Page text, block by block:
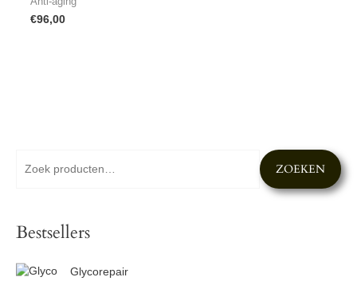
k
n
ZOEKEN
Bestsellers
Glycorepair
M
i
M
a
€96,00